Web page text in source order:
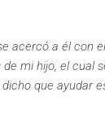
acercó a él con
mi hijo, el cual
que ayudar